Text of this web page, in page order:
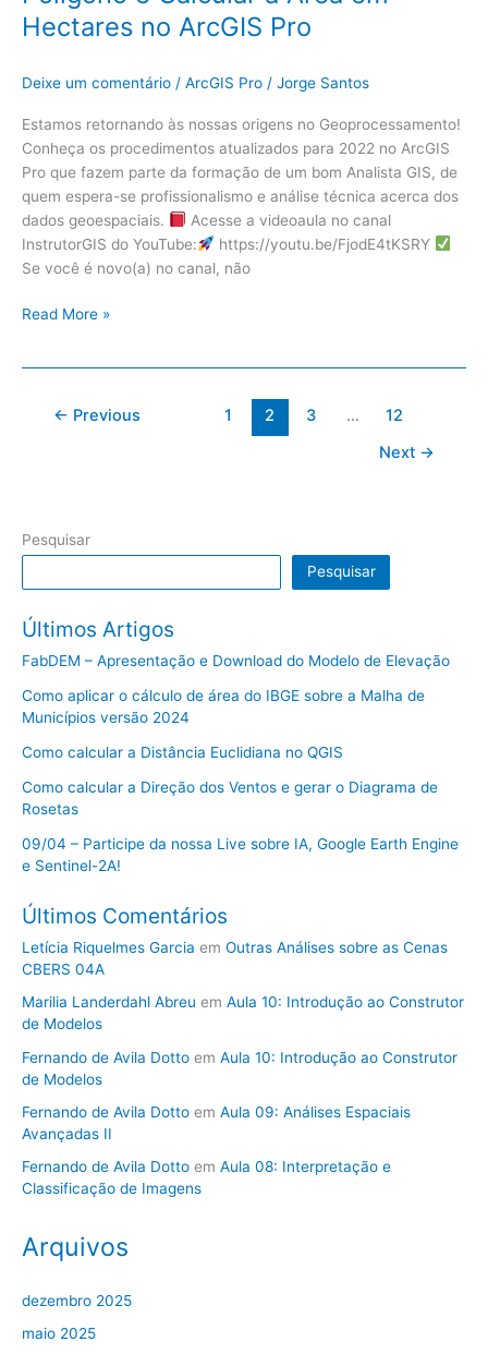
Hectares no ArcGIS Pro
Deixe um comentário / ArcGIS Pro / Jorge Santos
Estamos retornando às nossas origens no Geoprocessamento!
Conheça os procedimentos atualizados para 2022 no ArcGIS
Pro que fazem parte da formação de um bom Analista GIS, de
quem espera-se profissionalismo e análise técnica acerca dos
dados geoespaciais.
Acesse a videoaula no canal
InstrutorGIS do YouTube:
https://youtu.be/FjodE4tKSRY
Se você é novo(a) no canal, não
Read More »
← Previous 1 2 3 …
12
Next →
Pesquisar
Pesquisar
Últimos Artigos
FabDEM – Apresentação e Download do Modelo de Elevação
Como aplicar o cálculo de área do IBGE sobre a Malha de
Municípios versão 2024
Como calcular a Distância Euclidiana no QGIS
Como calcular a Direção dos Ventos e gerar o Diagrama de
Rosetas
09/04 – Participe da nossa Live sobre IA, Google Earth Engine
e Sentinel-2A!
Últimos Comentários
Letícia Riquelmes Garcia em Outras Análises sobre as Cenas
CBERS 04A
Marilia Landerdahl Abreu em Aula 10: Introdução ao Construtor
de Modelos
Fernando de Avila Dotto em Aula 10: Introdução ao Construtor
de Modelos
Fernando de Avila Dotto em Aula 09: Análises Espaciais
Avançadas II
Fernando de Avila Dotto em Aula 08: Interpretação e
Classificação de Imagens
Arquivos
dezembro 2025
maio 2025